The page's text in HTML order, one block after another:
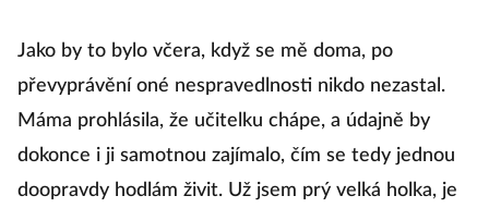
Jako by to bylo včera, když se mě doma, po
převyprávění oné nespravedlnosti nikdo nezastal.
Máma prohlásila, že učitelku chápe, a údajně by
dokonce i ji samotnou zajímalo, čím se tedy jednou
doopravdy hodlám živit. Už jsem prý velká holka, je